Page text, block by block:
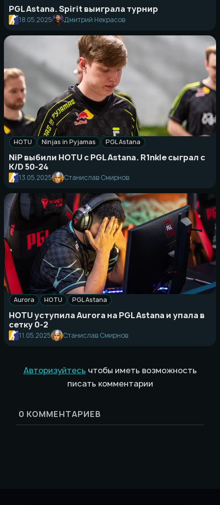
PGL Astana. Spirit выиграла турнир
18.05.2025 Дмитрий Некрасов
HOTU Ninjas in Pyjamas PGL Astana
NiP выбили HOTU с PGL Astana. R1nkle сыграл с
K/D 50-24
13.05.2025 Станислав Смирнов
Aurora HOTU PGL Astana
HOTU уступила Aurora на PGL Astana и упала в
сетку 0-2
11.05.2025 Станислав Смирнов
Авторизуйтесь чтобы иметь возможность
писать комментарии
0 КОММЕНТАРИЕВ